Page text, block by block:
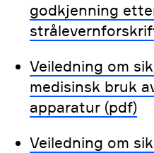
godkjenning
Veiledning om
medisinsk bruk
apparatur (pdf)
Veiledning om